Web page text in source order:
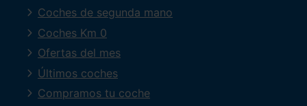
Coches de segunda mano
Coches Km 0
Ofertas del mes
Últimos coches
Compramos tu coche